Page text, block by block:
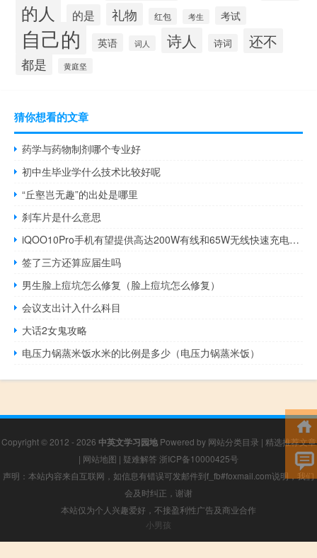
的人 的是 礼物 红包 考生 考试
自己的 英语 词人 诗人 诗词 还不
都是 黄庭坚
猜你想看的文章
药学与药物制剂哪个专业好
初中生毕业学什么技术比较好呢
“丘壑岂无趣”的出处是哪里
刹车片是什么意思
iQOO10Pro手机有望提供高达200W有线和65W无线快速充电支持
签了三方还算应届生吗
男生脸上痘坑怎么修复（脸上痘坑怎么修复）
会议支出计入什么科目
大话2女鬼攻略
电压力锅蒸米饭水米的比例是多少（电压力锅蒸米饭）
Copyright © 2012 - 2026 中英文学习园地Powered by 网站分类目录 | 精选推荐文章
| 网站地图 | 疑难解答 浙ICP备10000425号
声明：本站内容来自互联网，如信息有错误可发邮件到f_fb#foxmail.com说明，我们
会及时纠正，谢谢
本站仅为个人兴趣爱好，不接盈利性广告及商业合作
小男孩